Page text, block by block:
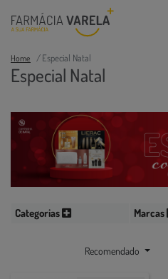
Home Especial Natal
Especial Natal
Categorias Marcas
Recomendado